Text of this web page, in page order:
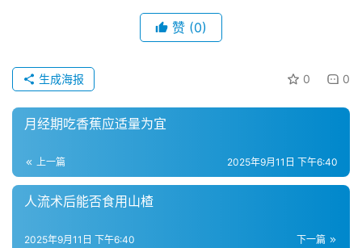
A
观
电
商
营
赞 (0)
0 0
生成海报
月经期吃香蕉应适量为宜
上一篇 2025年9月11日 下午6:40
人流术后能否食用山楂
下一篇
2025年9月11日 下午6:40